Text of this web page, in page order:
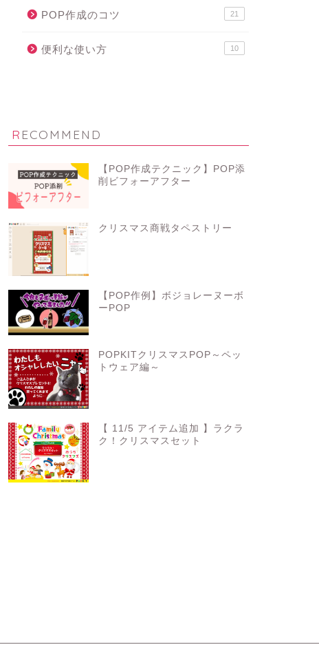
POP作成のコツ 21
便利な使い方 10
RECOMMEND
【POP作成テクニック】POP添
削ビフォーアフター
クリスマス商戦タペストリー
【POP作例】ボジョレーヌーボ
ーPOP
POPKITクリスマスPOP～ペッ
トウェア編～
【 11/5 アイテム追加 】ラクラ
ク！クリスマスセット